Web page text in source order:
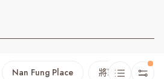
Nan Fung Place 將軍澳廣場